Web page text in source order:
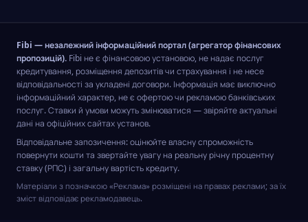
Fibi — незалежний інформаційний портал (агрегатор фінансових
пропозицій). Fibi не є фінансовою установою, не надає послуг
кредитування, розміщення депозитів чи страхування і не несе
відповідальності за укладені договори. Інформація має виключно
інформаційний характер, не є офертою чи рекламою банківських
послуг. Ставки й умови можуть змінюватися — звіряйте актуальні
дані на офіційних сайтах установ.
Відповідальне запозичення: оцінюйте власну спроможність
повернути кошти та звертайте увагу на реальну річну процентну
ставку (РПС) і загальну вартість кредиту.
Матеріали з позначкою «Реклама» розміщені на правах реклами; за їх
зміст відповідає рекламодавець.